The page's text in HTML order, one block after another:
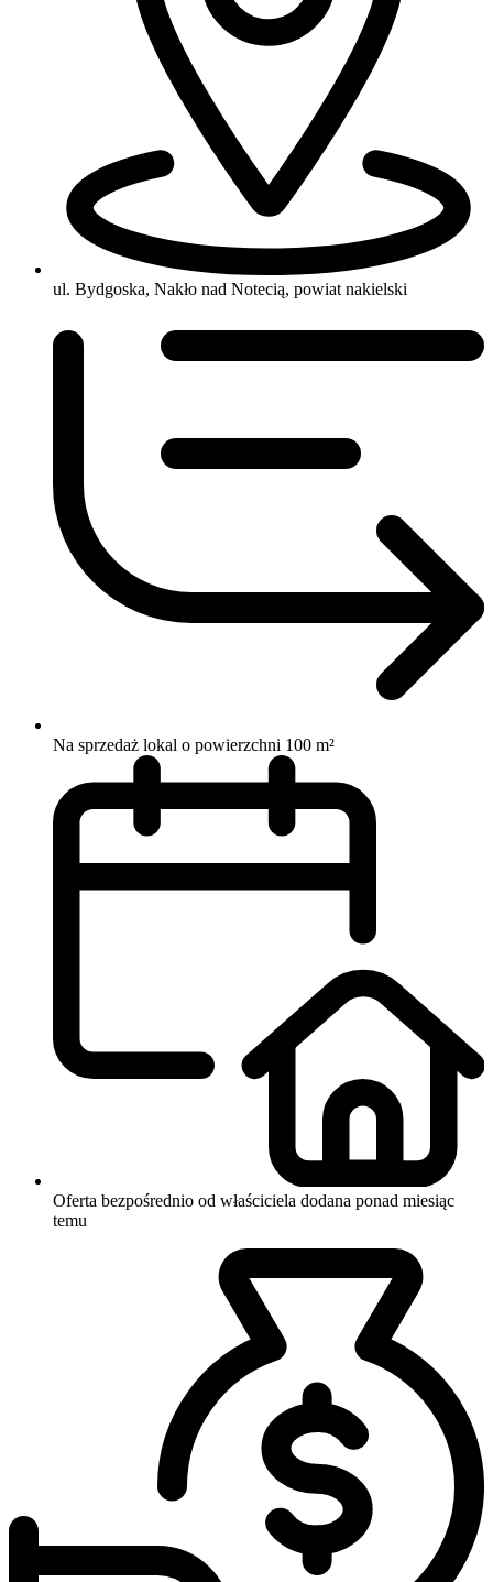
ul. Bydgoska, Nakło nad Notecią, powiat nakielski
Na sprzedaż lokal o powierzchni 100 m²
Oferta bezpośrednio od właściciela dodana ponad miesiąc
temu